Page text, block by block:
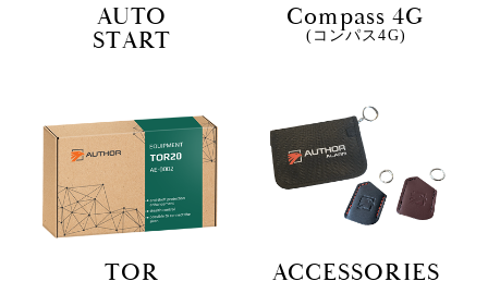
AUTO
START
Compass 4G
(コンパス4G)
TOR ACCESSORIES